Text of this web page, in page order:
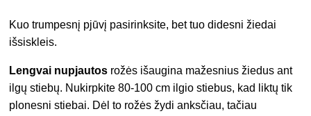
Kuo trumpesnį pjūvį pasirinksite, bet tuo didesni žiedai
išsiskleis.
Lengvai nupjautos rožės išaugina mažesnius žiedus ant
ilgų stiebų. Nukirpkite 80-100 cm ilgio stiebus, kad liktų tik
plonesni stiebai. Dėl to rožės žydi anksčiau, tačiau